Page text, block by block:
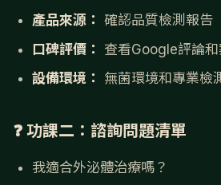
產品來源： 確認品質檢測報告
口碑評價：
查看Google評論和
設備環境：
無菌環境和專業檢
❓ 功課二：諮詢問題清單
我適合外泌體治療嗎？